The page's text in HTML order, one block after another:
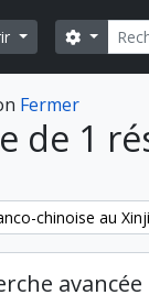
Search
Fermer
de 1
chinoise au
avancée